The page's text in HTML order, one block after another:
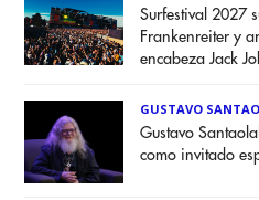
Surfestival 2027
Frankenreiter y
encabeza Jack
GUSTAVO
Gustavo
como invitado